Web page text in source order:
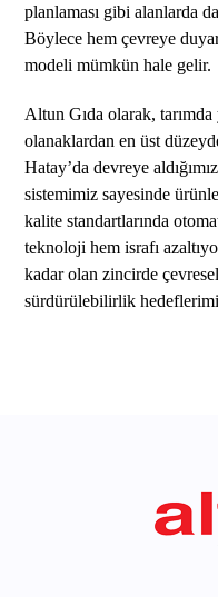
planlaması gibi alanlarda
Böylece hem çevreye
modeli mümkün hale gelir.
Altun Gıda olarak,
olanaklardan en üst
Hatay’da devreye
sistemimiz sayesinde
kalite standartlarında
teknoloji hem israfı
kadar olan zincirde
sürdürülebilirlik